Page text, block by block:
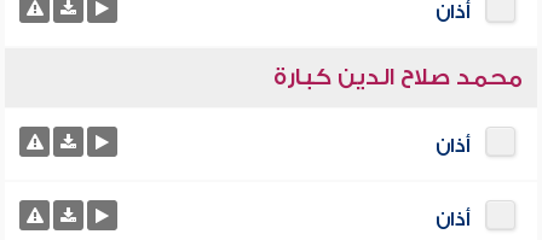
أذان
محمد صلاح الدين كبارة
أذان
أذان